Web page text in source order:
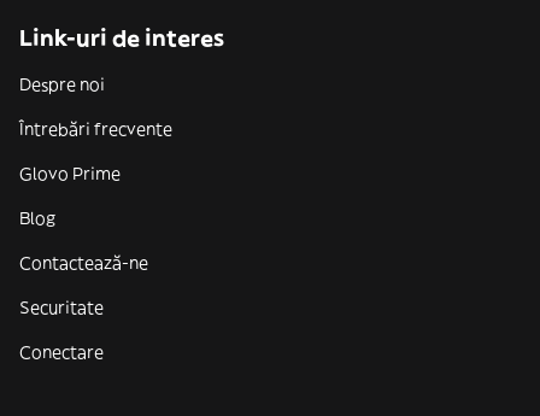
Link-uri de interes
Despre noi
Întrebări frecvente
Glovo Prime
Blog
Contactează-ne
Securitate
Conectare